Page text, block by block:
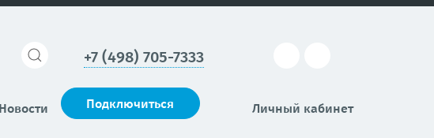
Новости
+7 (498) 705-7333
Подключиться Личный кабинет